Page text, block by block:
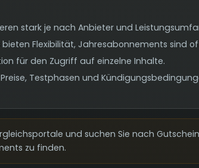
stark je nach Anbieter und
Flexibilität, Jahresabonnements sind
für den Zugriff auf einzelne Inhalte.
Testphasen und
und suchen Sie nach
zu finden.